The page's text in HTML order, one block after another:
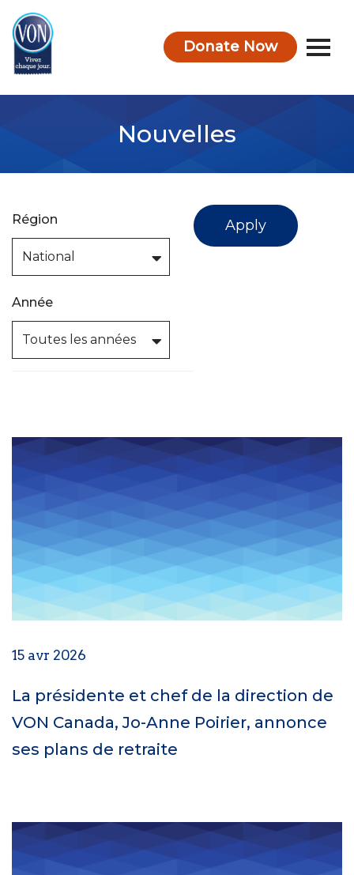
Donate Now
Nouvelles
Région
Année
Apply
15 avr 2026
La présidente et chef de la direction de
VON Canada, Jo-Anne Poirier, annonce
ses plans de retraite